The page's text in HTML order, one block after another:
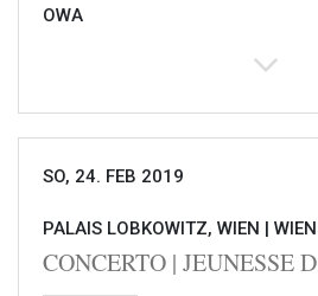
OWA
SO, 24. FEB 2019
PALAIS LOBKOWITZ, WIEN | WIEN
CONCERTO | JEUNESSE D